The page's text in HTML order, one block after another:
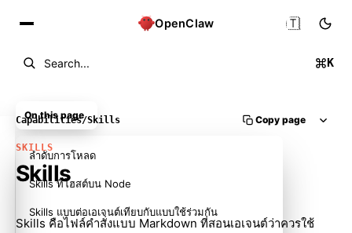
OpenClaw
Search... K
🇹🇭
Capabilities/Skills Copy page
SKILLS
Skills
Skills คือไฟล์คำสั่งแบบ Markdown ที่สอนเอเจนต์ว่าควรใช้
On this page
ลำดับการโหลด
Skills ที่โฮสต์บน Node
Skills แบบต่อเอเจนต์เทียบกับแบบใช้ร่วมกัน